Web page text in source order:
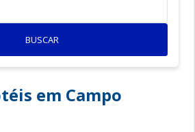
BUSCAR
em Campo